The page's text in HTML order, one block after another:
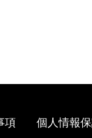
項 個人情報